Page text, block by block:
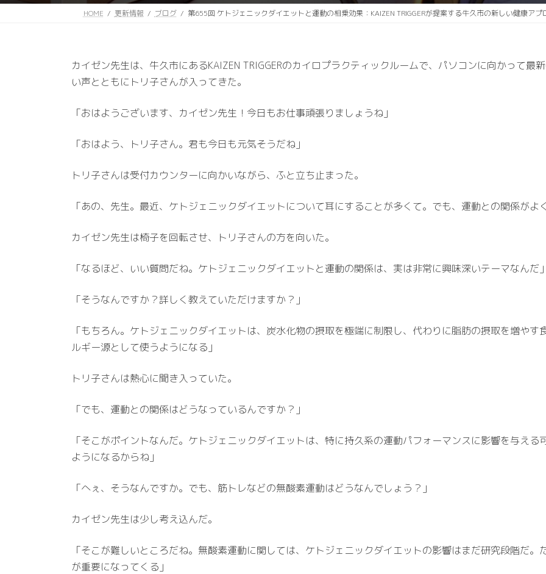
HOME 更新情報 ブログ 第655回 ケトジェニックダイエットと運動の相乗効果：KAIZEN TRIGGERが提案する牛久市の新しい健康アプ
カイゼン先生は、牛久市にあるKAIZEN TRIGGERのカイロプラクティックルームで、パソコンに向かって最
い声とともにトリ子さんが入ってきた。
「おはようございます、カイゼン先生！今日もお仕事頑張りましょうね」
「おはよう、トリ子さん。君も今日も元気そうだね」
トリ子さんは受付カウンターに向かいながら、ふと立ち止まった。
「あの、先生。最近、ケトジェニックダイエットについて耳にすることが多くて。でも、運動との関係がよ
カイゼン先生は椅子を回転させ、トリ子さんの方を向いた。
「なるほど、いい質問だね。ケトジェニックダイエットと運動の関係は、実は非常に興味深いテーマなんだ」
「そうなんですか？詳しく教えていただけますか？」
「もちろん。ケトジェニックダイエットは、炭水化物の摂取を極端に制限し、代わりに脂肪の摂取を増や
ルギー源として使うようになる」
トリ子さんは熱心に聞き入っていた。
「でも、運動との関係はどうなっているんですか？」
「そこがポイントなんだ。ケトジェニックダイエットは、特に持久系の運動パフォーマンスに影響を与え
ようになるからね」
「へぇ、そうなんですか。でも、筋トレなどの無酸素運動はどうなんでしょう？」
カイゼン先生は少し考え込んだ。
「そこが難しいところだね。無酸素運動に関しては、ケトジェニックダイエットの影響はまだ研究段階だ
が重要になってくる」